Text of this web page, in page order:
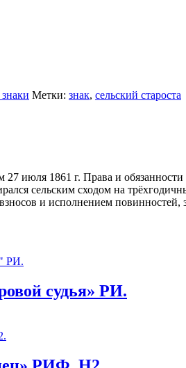
Метки: знак, сельский староста
27 июля 1861 г. Права и
сельским сходом на
и исполнением
судья» РИ.